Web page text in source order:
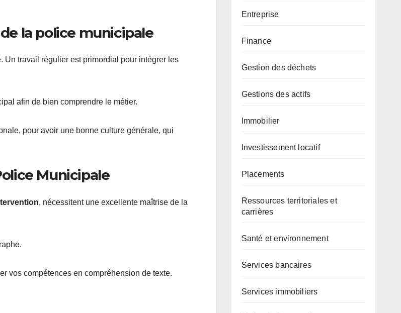
la police municipale
Un travail régulier est primordial pour intégrer les
afin de bien comprendre le métier.
pour avoir une bonne culture générale, qui
Municipale
, nécessitent une excellente maîtrise de la
vos compétences en compréhension de texte.
Entreprise
Finance
Gestion des déchets
Gestions des actifs
Immobilier
Investissement locatif
Placements
Ressources territoriales et
carrières
Santé et environnement
Services bancaires
Services immobiliers